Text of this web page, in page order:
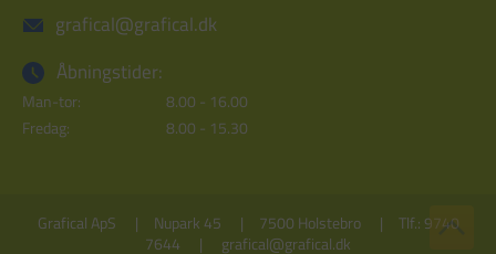
grafical@grafical.dk
Åbningstider:
Man-tor:
8.00 - 16.00
Fredag:
8.00 - 15.30
Grafical ApS Nupark 45 7500 Holstebro
Tlf.: 9740
7644
grafical@grafical.dk